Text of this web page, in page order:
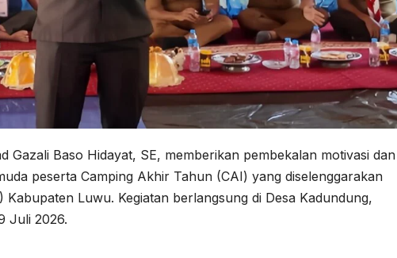
Gazali Baso Hidayat, SE, memberikan pembekalan motivasi dan
peserta Camping Akhir Tahun (CAI) yang diselenggarakan
Luwu. Kegiatan berlangsung di Desa Kadundung,
Juli 2026.